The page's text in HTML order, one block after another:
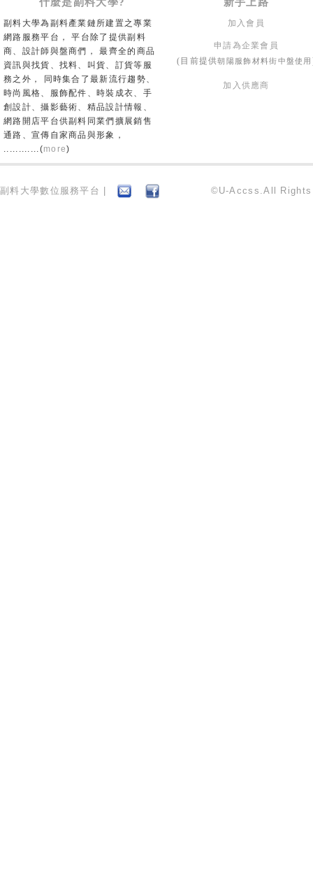
副料大學為副料產業鏈所建置之專業
網路服務平台， 平台除了提供副料
商、設計師與盤商們， 最齊全的商品
資訊與找貨、找料、叫貨、訂貨等服
務之外， 同時集合了最新流行趨勢、
時尚風格、服飾配件、時裝成衣、手
創設計、攝影藝術、精品設計情報、
網路開店平台供副料同業們擴展銷售
通路、宣傳自家商品與形象，
............(more)
加入會員
申請為企業會員
(目前提供朝陽服飾材料街中盤使用
加入供應商
副料大學數位服務平台 | ©U-Accss.All Rights